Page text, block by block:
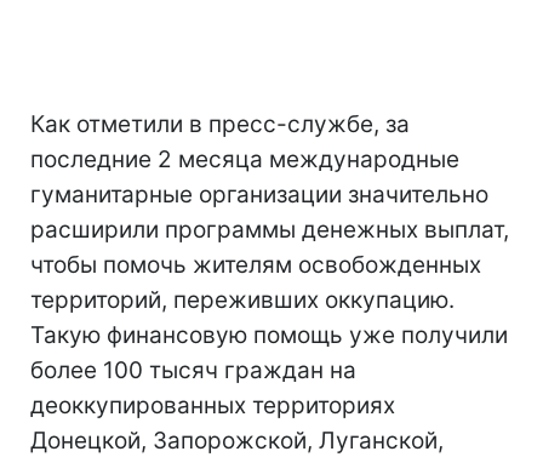
Как отметили в пресс-службе, за
последние 2 месяца международные
гуманитарные организации значительно
расширили программы денежных выплат,
чтобы помочь жителям освобожденных
территорий, переживших оккупацию.
Такую финансовую помощь уже получили
более 100 тысяч граждан на
деоккупированных территориях
Донецкой, Запорожской, Луганской,